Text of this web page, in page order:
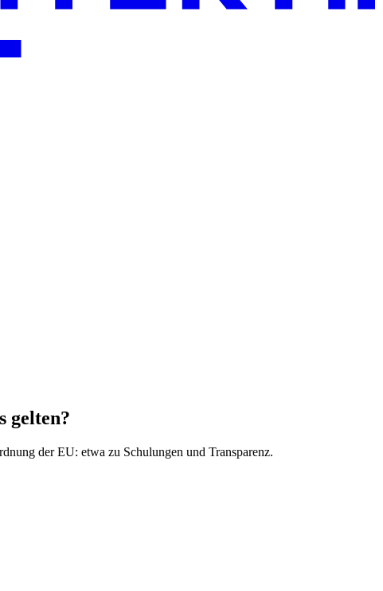
gelten?
der EU: etwa zu Schulungen und Transparenz.